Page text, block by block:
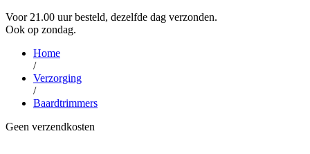
Voor 21.00 uur besteld, dezelfde dag verzonden.
Ook op zondag.
Home
/
Verzorging
/
Baardtrimmers
Geen verzendkosten